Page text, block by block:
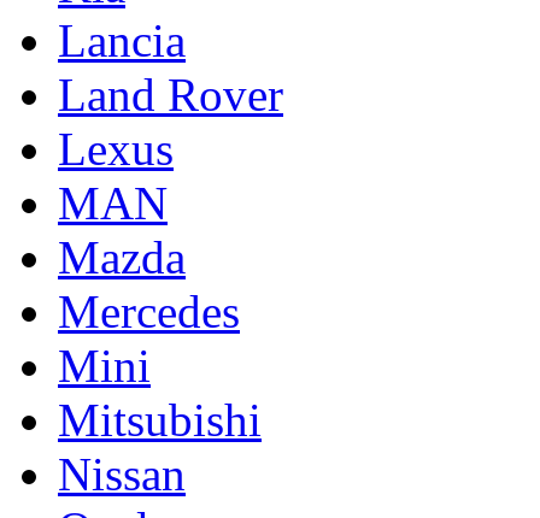
Lancia
Land Rover
Lexus
MAN
Mazda
Mercedes
Mini
Mitsubishi
Nissan